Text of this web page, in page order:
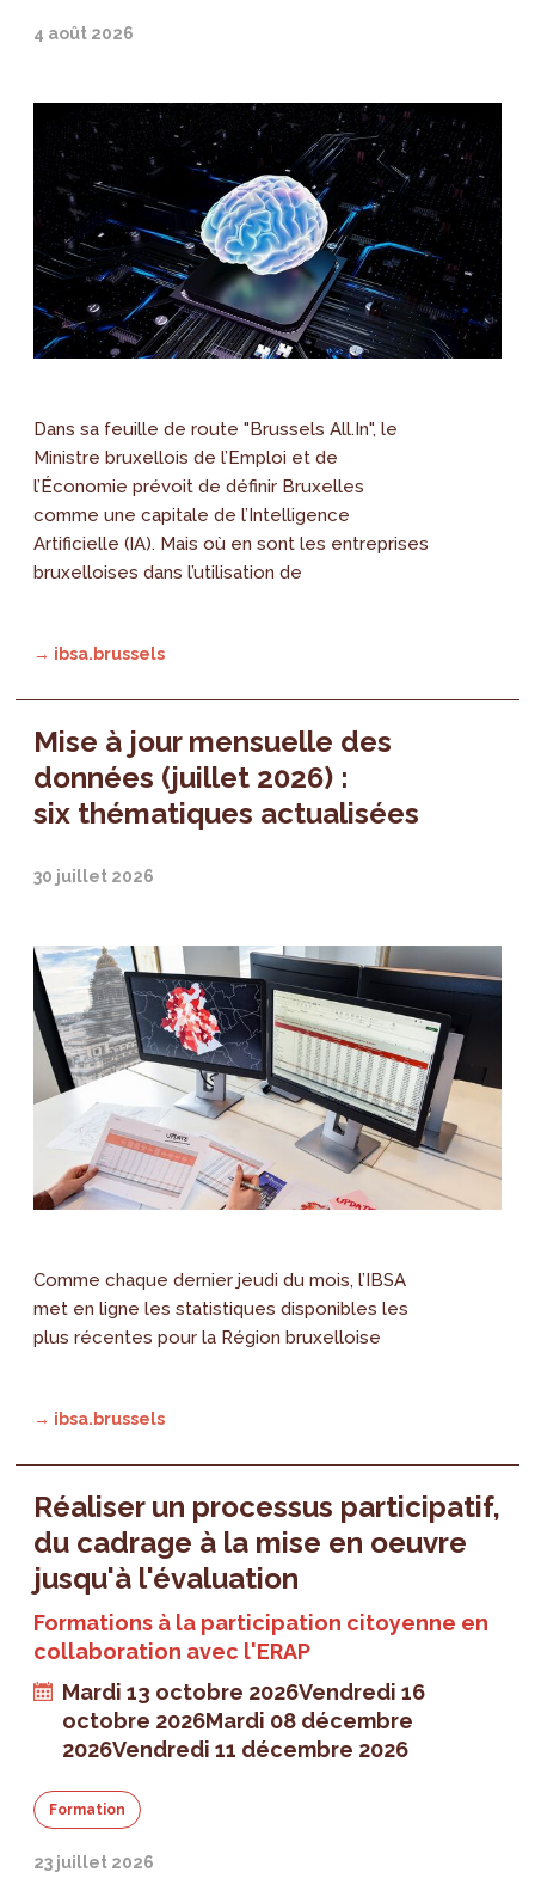
4 août 2026
Dans sa feuille de route "Brussels All.In", le
Ministre bruxellois de l’Emploi et de
l’Économie prévoit de définir Bruxelles
comme une capitale de l’Intelligence
Artificielle (IA). Mais où en sont les entreprises
bruxelloises dans l’utilisation de
→ ibsa.brussels
Mise à jour mensuelle des
données (juillet 2026) :
six thématiques actualisées
30 juillet 2026
Comme chaque dernier jeudi du mois, l’IBSA
met en ligne les statistiques disponibles les
plus récentes pour la Région bruxelloise
→ ibsa.brussels
Réaliser un processus participatif,
du cadrage à la mise en oeuvre
jusqu'à l'évaluation
Formations à la participation citoyenne en
collaboration avec l'ERAP
Mardi 13 octobre 2026Vendredi 16
octobre 2026Mardi 08 décembre
2026Vendredi 11 décembre 2026
Formation
23 juillet 2026